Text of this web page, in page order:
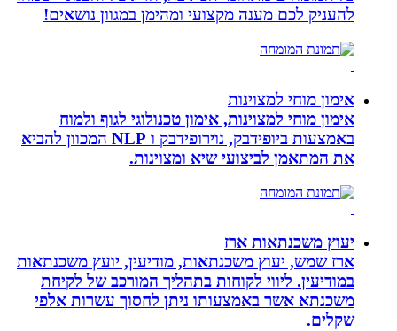
להעניק לכם מענה מקצועי ומהימן במגוון נושאים!
אימון מוחי למצוינות
אימון מוחי למצוינות, אימון טכנולוגי לגוף ולמוח
באמצעות ביופידבק, נוירופידבק ו NLP המכוון להביא
את המתאמן לביצועי שיא ומצוינות.
יעוץ משכנתאות ארז
ארז שמש, יעוץ משכנתאות, מודיעין, יועץ משכנתאות
במודיעין. ליווי לקוחות בתהליך המורכב של לקיחת
משכנתא אשר באמצעותו ניתן לחסוך עשרות אלפי
שקלים.